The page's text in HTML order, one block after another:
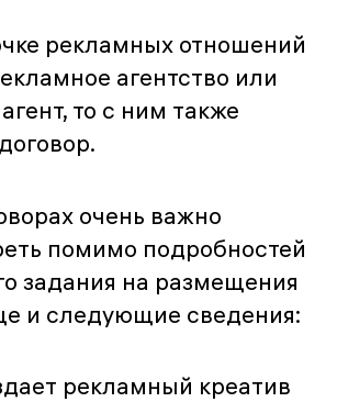
рекламных отношений
агентство или
то с ним также
очень важно
помимо подробностей
задания на размещения
и следующие сведения:
рекламный креатив